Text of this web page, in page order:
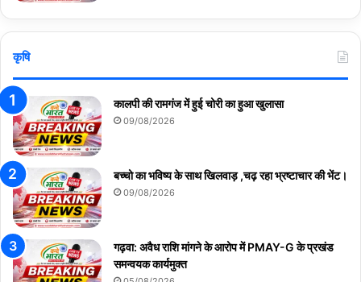
कृषि
कालपी की रामगंज में हुई चोरी का हुआ खुलासा
09/08/2026
बच्चो का भविष्य के साथ खिलवाड़ ,चढ़ रहा भ्रष्टाचार की भेंट।
09/08/2026
गढ़वा: अवैध राशि मांगने के आरोप में PMAY-G के प्रखंड
समन्वयक कार्यमुक्त